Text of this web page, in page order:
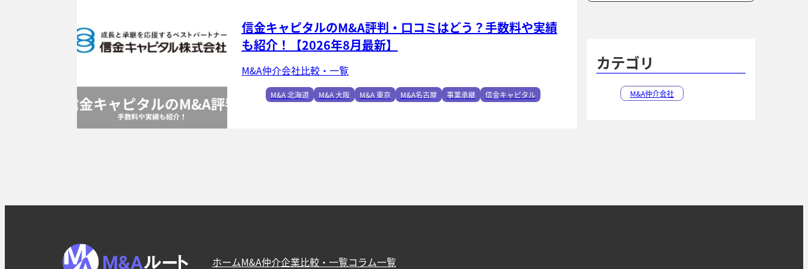
信金キャピタルのM&A評判・口コミはどう？手数料や実績
も紹介！【2026年8月最新】
M&A仲介会社比較・一覧
M&A 北海道 M&A 大阪 M&A 東京 M&A名古屋 事業承継 信金キャピタル
索
カテゴリ
M&A仲介会社
ホームM&A仲介企業比較・一覧コラム一覧